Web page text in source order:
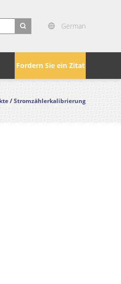
German
Fordern Sie ein Zitat
/Stromzählerkalibrierung